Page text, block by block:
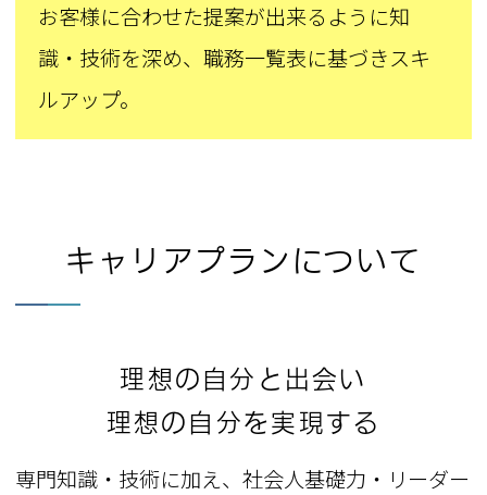
お客様に合わせた提案が出来るように知
識・技術を深め、職務一覧表に基づきスキ
ルアップ。
キャリアプランについて
理想の自分と出会い
理想の自分を実現する
専門知識・技術に加え、社会人基礎力・リーダー